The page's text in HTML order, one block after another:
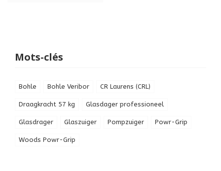
Mots-clés
Bohle Bohle Veribor CR Laurens (CRL)
Draagkracht 57 kg Glasdager professioneel
Glasdrager Glaszuiger Pompzuiger Powr-Grip
Woods Powr-Grip